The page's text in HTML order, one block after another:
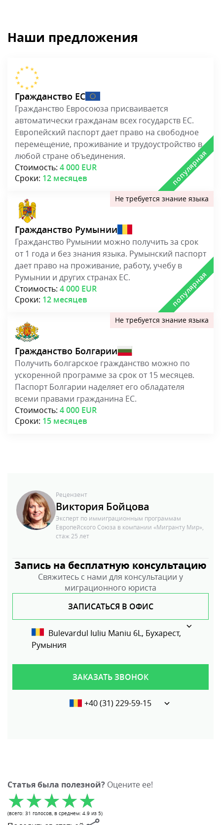
Наши предложения
Гражданство ЕС
Гражданство Евросоюза присваивается
автоматически гражданам всех государств ЕС.
Европейский паспорт дает право на свободное
перемещение, проживание и трудоустройство в
любой стране объединения.
Стоимость: 4 000 EUR
Сроки: 12 месяцев
Гражданство Румынии
Гражданство Румынии можно получить за срок
от 1 года и без знания языка. Румынский паспорт
дает право на проживание, работу, учебу в
Румынии и других странах ЕС.
Стоимость: 4 000 EUR
Сроки: 12 месяцев
Гражданство Болгарии
Получить болгарское гражданство можно по
ускоренной программе за срок от 15 месяцев.
Паспорт Болгарии наделяет его обладателя
всеми правами гражданина ЕС.
Стоимость: 4 000 EUR
Сроки: 15 месяцев
Рецензент
Виктория Бойцова
Эксперт по иммиграционным программам
Европейского Союза в компании «Мигранту Мир»,
стаж 25 лет
Запись на бесплатную консультацию
Свяжитесь с нами для консультации у
миграционного юриста
ЗАПИСАТЬСЯ В ОФИС
Bulevardul Iuliu Maniu 6L, Бухарест,
Румыния
ЗАКАЗАТЬ ЗВОНОК
+40 (31) 229-59-15
Статья была полезной? Оцените ее!
(всего: 31 голосов, в среднем: 4.9 из 5)